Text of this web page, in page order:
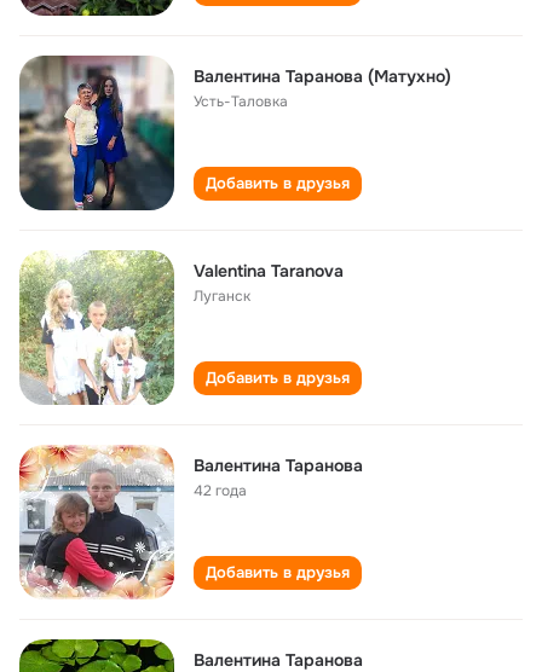
Валентина Таранова (Матухно)
Усть-Таловка
Добавить в друзья
Valentina Taranova
Луганск
Добавить в друзья
Валентина Таранова
42 года
Добавить в друзья
Валентина Таранова